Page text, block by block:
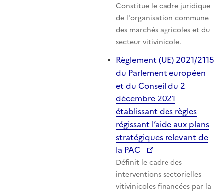
Constitue le cadre juridique
de l'organisation commune
des marchés agricoles et du
secteur vitivinicole.
Règlement (UE) 2021/2115
du Parlement européen
et du Conseil du 2
décembre 2021
établissant des règles
régissant l’aide aux plans
stratégiques relevant de
la PAC
Définit le cadre des
interventions sectorielles
vitivinicoles financées par la